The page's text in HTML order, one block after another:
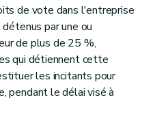
de vote dans l'entreprise
par une ou
de plus de 25 %,
qui détiennent cette
les incitants pour
pendant le délai visé à